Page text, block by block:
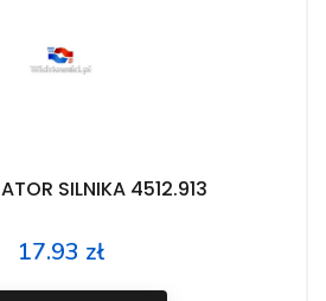
SILNIKA 4512.913
Price
17.93 zł